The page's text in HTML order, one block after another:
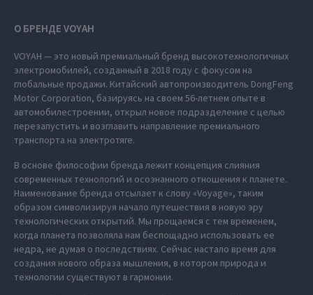
О БРЕНДЕ VOYAH
VOYAH — это новый премиальный бренд высокотехнологичных
электромобилей, созданный в 2018 году с фокусом на
глобальные продажи. Китайский автопроизводитель DongFeng
Motor Corporation, базируясь на своем 56-летнем опыте в
автомобилестроении, открыл новое подразделение с целью
перезапустить и возглавить направление премиального
транспорта на электротяге.
В основе философии бренда лежит концепция слияния
современных технологий и осознанного отношения к планете.
Наименование бренда отсылает к слову «Voyage», таким
образом символизируя начало путешествия в новую эру
технологических открытий. Мы прощаемся с тем временем,
когда планета позволяла нам беспощадно использовать ее
недра, не думая о последствиях. Сейчас настало время для
создания нового образа мышления, в котором природа и
технологии существуют в гармонии.